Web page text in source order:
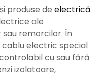
produse de electrică
ale
remorcilor. În
electric special
cu sau fără
izolatoare,